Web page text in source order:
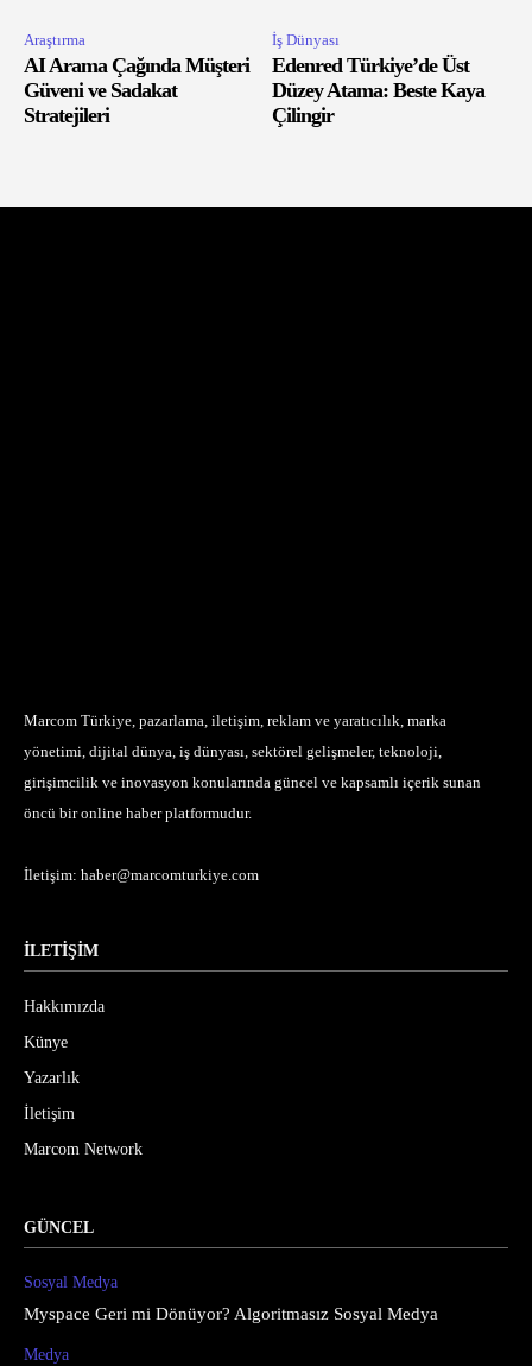
Araştırma
AI Arama Çağında Müşteri
Güveni ve Sadakat
Stratejileri
İş Dünyası
Edenred Türkiye’de Üst
Düzey Atama: Beste Kaya
Çilingir
Marcom Türkiye, pazarlama, iletişim, reklam ve yaratıcılık, marka
yönetimi, dijital dünya, iş dünyası, sektörel gelişmeler, teknoloji,
girişimcilik ve inovasyon konularında güncel ve kapsamlı içerik sunan
öncü bir online haber platformudur.
İletişim: haber@marcomturkiye.com
İLETİŞİM
Hakkımızda
Künye
Yazarlık
İletişim
Marcom Network
GÜNCEL
Sosyal Medya
Myspace Geri mi Dönüyor? Algoritmasız Sosyal Medya
Medya